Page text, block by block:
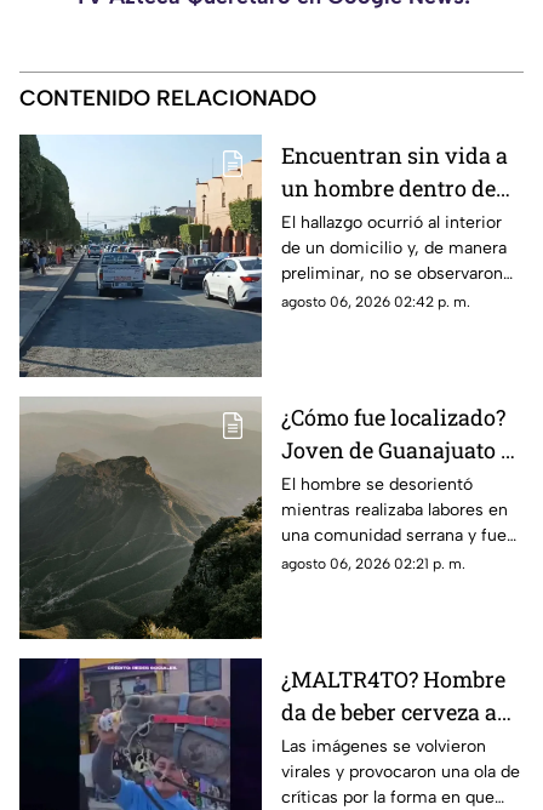
CONTENIDO RELACIONADO
Encuentran sin vida a
un hombre dentro de
una casa en esta zona
de Querétaro
El hallazgo ocurrió al interior
de un domicilio y, de manera
preliminar, no se observaron
huellas de violencia en el
agosto 06, 2026 02:42 p. m.
¿Cómo fue localizado?
Joven de Guanajuato es
encontrado en la Sierra
Gorda de Querétaro
El hombre se desorientó
mientras realizaba labores en
una comunidad serrana y fue
encontrado durante la noche
agosto 06, 2026 02:21 p. m.
¿MALTR4TO? Hombre
da de beber cerveza a
caballo tras desfile; así
reaccionó el animal
Las imágenes se volvieron
virales y provocaron una ola de
críticas por la forma en que